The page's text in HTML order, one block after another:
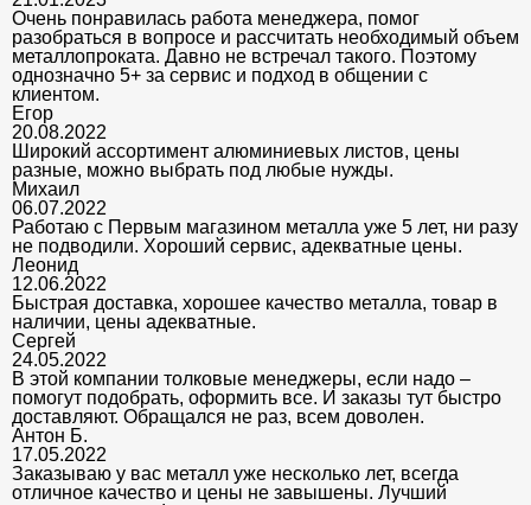
Очень понравилась работа менеджера, помог
разобраться в вопросе и рассчитать необходимый объем
металлопроката. Давно не встречал такого. Поэтому
однозначно 5+ за сервис и подход в общении с
клиентом.
Егор
20.08.2022
Широкий ассортимент алюминиевых листов, цены
разные, можно выбрать под любые нужды.
Михаил
06.07.2022
Работаю с Первым магазином металла уже 5 лет, ни разу
не подводили. Хороший сервис, адекватные цены.
Леонид
12.06.2022
Быстрая доставка, хорошее качество металла, товар в
наличии, цены адекватные.
Сергей
24.05.2022
В этой компании толковые менеджеры, если надо –
помогут подобрать, оформить все. И заказы тут быстро
доставляют. Обращался не раз, всем доволен.
Антон Б.
17.05.2022
Заказываю у вас металл уже несколько лет, всегда
отличное качество и цены не завышены. Лучший